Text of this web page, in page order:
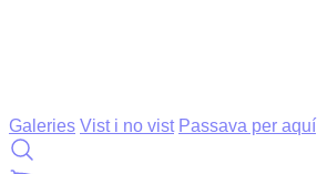
Galeries Vist i no vist Passava per aquí